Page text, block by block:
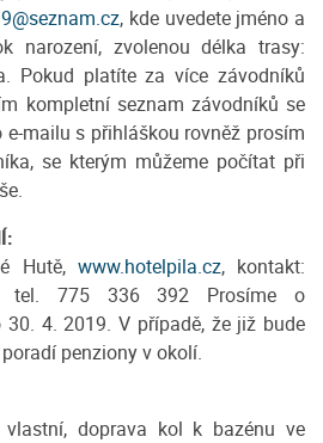
, kde uvedete jméno a
narození, zvolenou délka trasy:
Pokud platíte za více závodníků
kompletní seznam závodníků se
mailu s přihláškou rovněž prosím
se kterým můžeme počítat při
Hutě, www.hotelpila.cz, kontakt:
tel. 775 336 392 Prosíme o
30. 4. 2019. V případě, že již bude
penziony v okolí.
doprava kol k bazénu ve